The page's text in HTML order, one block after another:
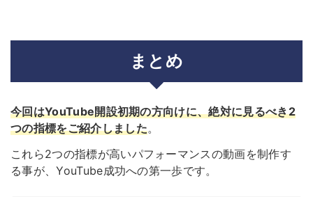
まとめ
今回はYouTube開設初期の方向けに、絶対に見るべき2
つの指標をご紹介しました。
これら2つの指標が高いパフォーマンスの動画を制作す
る事が、YouTube成功への第一歩です。